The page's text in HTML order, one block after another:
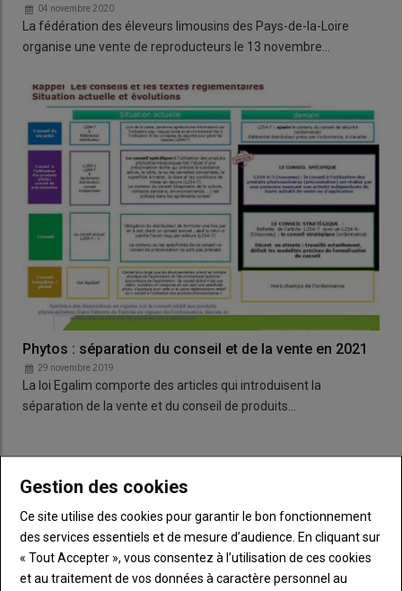
04 novembre 2020
La fédération des éleveurs limousins des Pays-de-la-Loire
organise une vente de reproducteurs le 13 novembre…
Phytos : séparation du conseil et de la vente en 2021
29 novembre 2019
La loi Egalim comporte des articles qui introduisent la
séparation de la vente et du conseil de produits…
LES PLUS LUS
Un appel à la solidarité des producteurs de
maïs sarthois
09 juillet 2026
Gestion des cookies
Ce site utilise des cookies pour garantir le bon fonctionnement
des services essentiels et de mesure d’audience. En cliquant sur
« Tout Accepter », vous consentez à l’utilisation de ces cookies
et au traitement de vos données à caractère personnel au